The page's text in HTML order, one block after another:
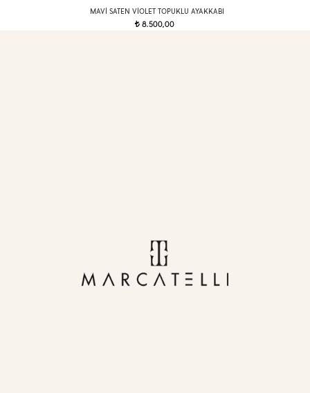
MAVI SATEN VIOLET TOPUKLU AYAKKABI
t8.500,00